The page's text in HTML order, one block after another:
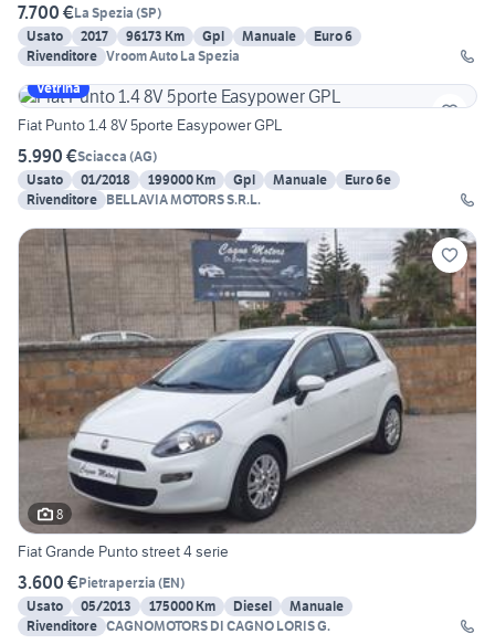
7.700 €La Spezia (SP)
Usato
2017 96173 Km Gpl Manuale
Euro 6
Rivenditore Vroom Auto La Spezia
Vetrina
Fiat Punto 1.4 8V 5porte Easypower GPL
5.990 €Sciacca (AG)
Usato
01/2018 199000 Km Gpl Manuale
Euro 6e
Rivenditore BELLAVIA MOTORS S.R.L.
8
Fiat Grande Punto street 4 serie
3.600 €Pietraperzia (EN)
Usato
05/2013 175000 Km Diesel
Manuale
Rivenditore CAGNOMOTORS DI CAGNO LORIS G.